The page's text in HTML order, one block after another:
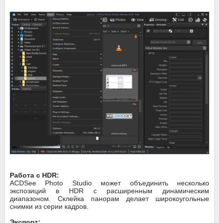
Работа с HDR:
ACDSee Photo Studio может объединить несколько
экспозиций в HDR с расширенным динамическим
диапазоном. Склейка панорам делает широкоугольные
снимки из серии кадров.